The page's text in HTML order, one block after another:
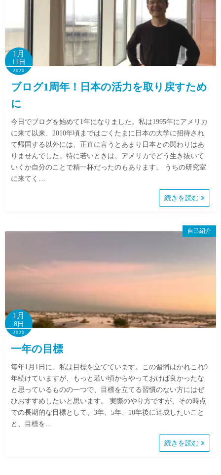
1月
11日
2020
ブログ1周年！日本の活力を取り戻すため
に
今日でブログを始めて1年になりました。私は1995年にアメリカ
に来て以来、2010年頃まではごくたまに日本の大学に招待され
て帰国する以外には、正直に言うとあまり日本との関わりはあ
りませんでした。特に若いときは、アメリカでどう生き抜いて
いくか自分のことで精一杯だったのもあります。 うちの研究室
に来てく…
続きを読む
自己紹介
1月
8日
2020
一年の目標
毎年1月1日に、私は目標を立てています。この習慣はかれこれ9
年続けていますが、もっと若い頃からやっておけば良かったな
と思っているものの一つで、目標を立てる習慣のない方にはぜ
ひおすすめしたいと思います。 実際のやり方ですが、その時点
での長期的な目標として、3年、5年、10年後に達成したいこと
と、目標を…
続きを読む